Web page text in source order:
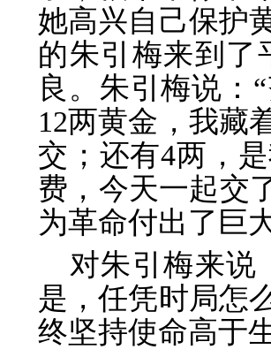
她高兴自己保护
的朱引梅来到了
良。朱引梅说：
12两黄金，我藏
交；还有4两，
费，今天一起交
为革命付出了巨
对朱引梅来说
是，任凭时局怎
终坚持使命高于